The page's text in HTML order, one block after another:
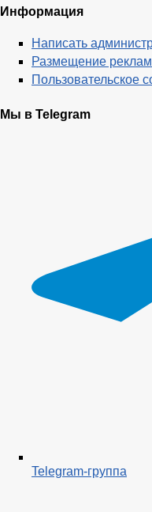
Информация
Написать
Размещение
Пользовательское
Мы в Telegram
Telegram-группа